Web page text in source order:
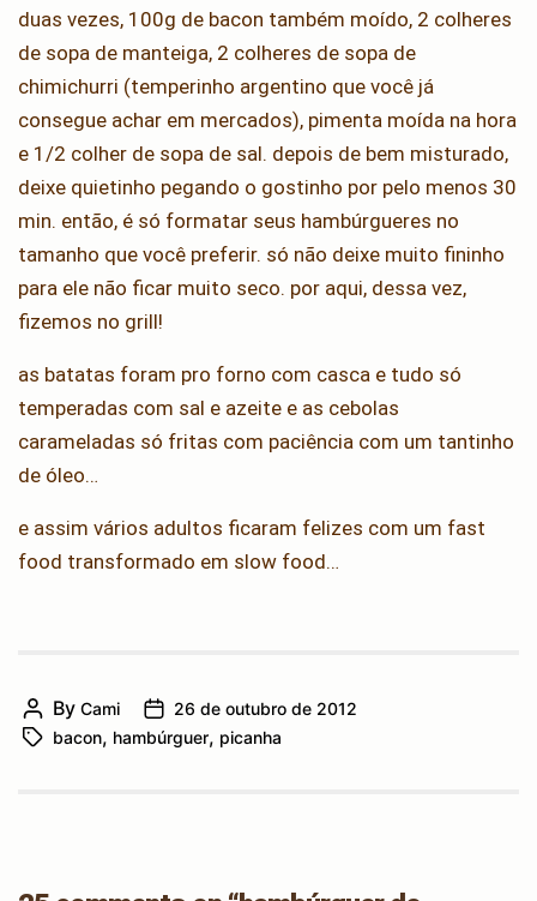
duas vezes, 100g de bacon também moído, 2 colheres
de sopa de manteiga, 2 colheres de sopa de
chimichurri (temperinho argentino que você já
consegue achar em mercados), pimenta moída na hora
e 1/2 colher de sopa de sal. depois de bem misturado,
deixe quietinho pegando o gostinho por pelo menos 30
min. então, é só formatar seus hambúrgueres no
tamanho que você preferir. só não deixe muito fininho
para ele não ficar muito seco. por aqui, dessa vez,
fizemos no grill!
as batatas foram pro forno com casca e tudo só
temperadas com sal e azeite e as cebolas
carameladas só fritas com paciência com um tantinho
de óleo…
e assim vários adultos ficaram felizes com um fast
food transformado em slow food…
Post
author
By Cami
Post
date
26 de outubro de 2012
Tagsbacon, hambúrguer, picanha